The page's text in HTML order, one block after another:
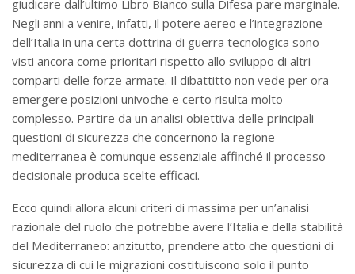
giudicare dall’ultimo Libro Bianco sulla Difesa pare marginale.
Negli anni a venire, infatti, il potere aereo e l’integrazione
dell’Italia in una certa dottrina di guerra tecnologica sono
visti ancora come prioritari rispetto allo sviluppo di altri
comparti delle forze armate. Il dibattitto non vede per ora
emergere posizioni univoche e certo risulta molto
complesso. Partire da un analisi obiettiva delle principali
questioni di sicurezza che concernono la regione
mediterranea è comunque essenziale affinché il processo
decisionale produca scelte efficaci.
Ecco quindi allora alcuni criteri di massima per un’analisi
razionale del ruolo che potrebbe avere l’Italia e della stabilità
del Mediterraneo: anzitutto, prendere atto che questioni di
sicurezza di cui le migrazioni costituiscono solo il punto